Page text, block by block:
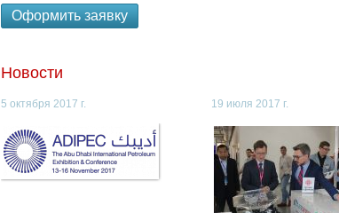
Оформить заявку
Новости
5 октября 2017 г. 19 июля 2017 г.